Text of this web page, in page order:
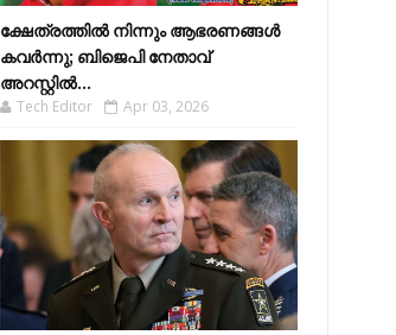
ക്ഷേത്രത്തിൽ നിന്നും ആഭരണങ്ങൾ
കവർന്നു; ബിജെപി നേതാവ്
അറസ്റ്റിൽ...
Tech Editor Apr 03, 2026